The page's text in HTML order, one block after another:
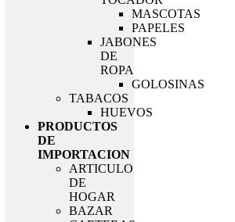
MASCOTAS
PAPELES
JABONES
DE
ROPA
GOLOSINAS
TABACOS
HUEVOS
PRODUCTOS
DE
IMPORTACION
ARTICULO
DE
HOGAR
BAZAR